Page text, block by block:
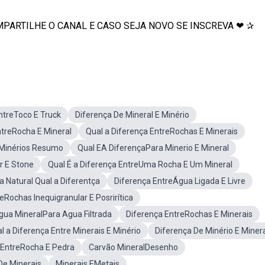
O CANAL E CASO SEJA NOVO SE INSCREVA ❤ ✰
E Truck
Diferença De Mineral E Minério
E Mineral
Qual a Diferença EntreRochas E Minerais
Resumo
Qual EA DiferençaPara Minerio E Mineral
E Stone
Qual É a Diferença EntreUma Rocha E Um Mineral
Natural Qual a Diferentça
Diferença EntreÁgua Ligada E Livre
Inequigranular E Posrirítica
MineralPara Agua Filtrada
Diferença EntreRochas E Minerais
a Diferença Entre Minerais E Minério
Diferença De Minério E
E Pedra
Carvão MineralDesenho